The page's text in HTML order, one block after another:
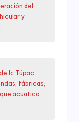
del
y
la Túpac
fábricas,
acuático